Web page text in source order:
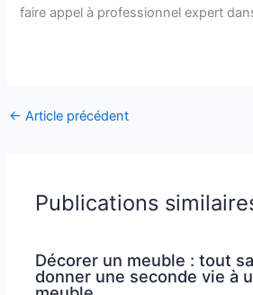
faire appel à professionnel expert
← Article précédent
Publications
Décorer un meuble : tout
donner une seconde vie à